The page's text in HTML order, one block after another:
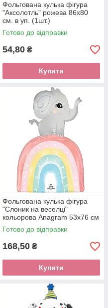
Фольгована кулька фігура
"Аксолотль" рожева 86х80
см. в уп. (1шт.)
Готово до відправки
54,80 ₴
Купити
Фольгована кулька фігура
"Слоник на веселці"
кольорова Anagram 53х76 см
(1шт)
Готово до відправки
168,50 ₴
Купити